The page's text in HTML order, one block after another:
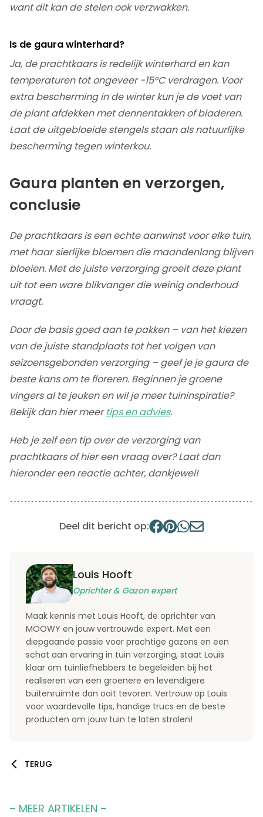
want dit kan de stelen ook verzwakken.
Is de gaura winterhard?
Ja, de prachtkaars is redelijk winterhard en kan
temperaturen tot ongeveer -15°C verdragen. Voor
extra bescherming in de winter kun je de voet van
de plant afdekken met dennentakken of bladeren.
Laat de uitgebloeide stengels staan als natuurlijke
bescherming tegen winterkou.
Gaura planten en verzorgen,
conclusie
De prachtkaars is een echte aanwinst voor elke tuin,
met haar sierlijke bloemen die maandenlang blijven
bloeien. Met de juiste verzorging groeit deze plant
uit tot een ware blikvanger die weinig onderhoud
vraagt.
Door de basis goed aan te pakken – van het kiezen
van de juiste standplaats tot het volgen van
seizoensgebonden verzorging – geef je je gaura de
beste kans om te floreren. Beginnen je groene
vingers al te jeuken en wil je meer tuininspiratie?
Bekijk dan hier meertips en advies.
Heb je zelf een tip over de verzorging van
prachtkaars of hier een vraag over? Laat dan
hieronder een reactie achter, dankjewel!
Deel dit bericht op:
Louis Hooft
Oprichter & Gazon expert
Maak kennis met Louis Hooft, de oprichter van
MOOWY en jouw vertrouwde expert. Met een
diepgaande passie voor prachtige gazons en een
schat aan ervaring in tuin verzorging, staat Louis
klaar om tuinliefhebbers te begeleiden bij het
realiseren van een groenere en levendigere
buitenruimte dan ooit tevoren. Vertrouw op Louis
voor waardevolle tips, handige trucs en de beste
producten om jouw tuin te laten stralen!
TERUG
– MEER ARTIKELEN –